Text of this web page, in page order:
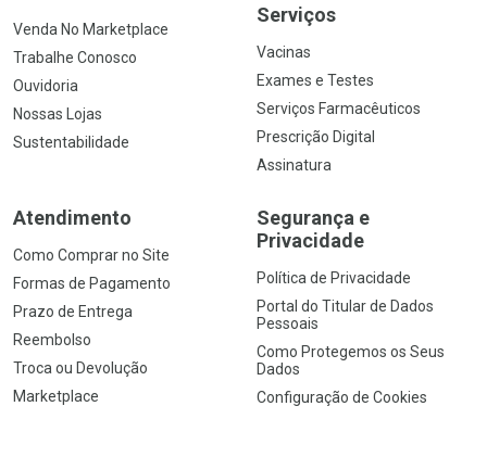
Venda No Marketplace
Trabalhe Conosco
Ouvidoria
Nossas Lojas
Sustentabilidade
Serviços
Vacinas
Exames e Testes
Serviços Farmacêuticos
Prescrição Digital
Assinatura
Atendimento
Como Comprar no Site
Formas de Pagamento
Prazo de Entrega
Reembolso
Troca ou Devolução
Marketplace
Segurança e
Privacidade
Política de Privacidade
Portal do Titular de Dados
Pessoais
Como Protegemos os Seus
Dados
Configuração de Cookies